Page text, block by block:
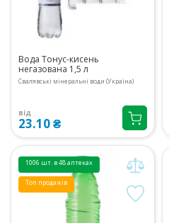
Вода Тонус-кисень
негазована 1,5 л
Свалявські мінеральні води (Україна)
від
23.10 ₴
1006 шт. в 48 аптеках
Топ продажів